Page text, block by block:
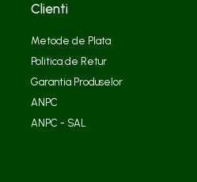
Clienti
Metode de Plata
Politica de Retur
Garantia Produselor
ANPC
ANPC - SAL